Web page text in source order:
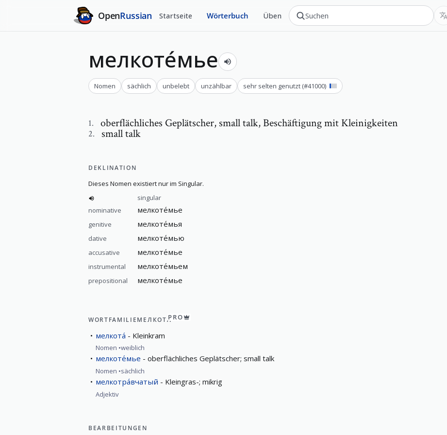
OpenRussian Startseite Wörterbuch Üben
мелкоте́мье
Nomen sächlich unbelebt unzählbar sehr selten genutzt (#41000)
1. oberflächliches Geplätscher, small talk, Beschäftigung mit Kleinigkeiten
2. small talk
DEKLINATION
Dieses Nomen existiert nur im Singular.
singular
nominative
мелкоте́мье
genitive мелкоте́мья
dative мелкоте́мью
accusative мелкоте́мье
instrumental мелкоте́мьем
prepositional мелкоте́мье
WORTFAMILIEМЕЛКОТА́PRO
мелкота́ Kleinkram
Nomen weiblich
мелкоте́мье oberflächliches Geplätscher; small talk
Nomen sächlich
мелкотра́вчатый Kleingras-; mikrig
Adjektiv
BEARBEITUNGEN